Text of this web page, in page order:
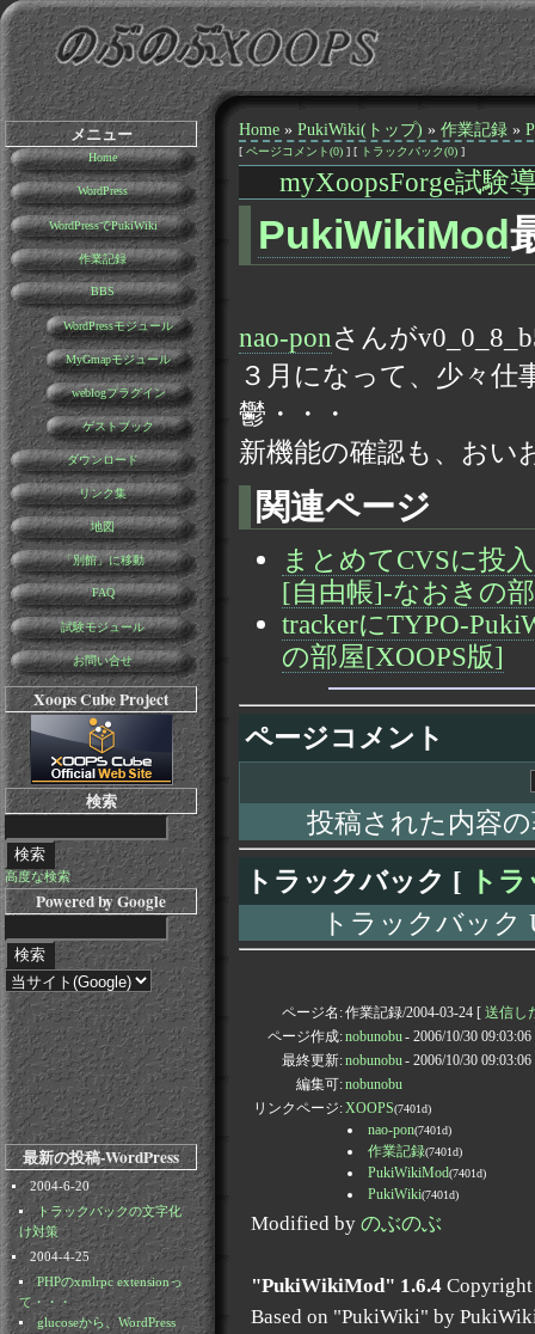
メニュー
Home
WordPress
WordPressでPukiWiki
作業記録
BBS
WordPressモジュール
MyGmapモジュール
weblogプラグイン
ゲストブック
ダウンロード
リンク集
地図
「別館」に移動
FAQ
試験モジュール
お問い合せ
Xoops Cube Project
検索
高度な検索
Powered by Google
最新の投稿-WordPress
2004-6-20
トラックバックの文字化
け対策
2004-4-25
PHPのxmlrpc extensionっ
て・・・
glucoseから、WordPress
Home » PukiWiki(トップ) » 作業記録 »
[ ページコメント(0) ] [ トラックバック(0) ]
myXoopsForge試験
PukiWikiMod
nao-ponさんが
３月になって、少々
鬱・・・
新機能の確認も、おい
関連ページ
まとめてCVSに投
[自由帳]-なおきの
trackerにTYPO-
の部屋[XOOPS版]
ページコメント
投稿された内容
トラックバック [
ト
トラックバック
ページ名:作業記録/2004-03-24 [ 送信し
ページ作成:nobunobu- 2006/10/30
最終更新:nobunobu- 2006/10/30
編集可:nobunobu
リンクページ:XOOPS(7401d)
nao-pon(7401d)
作業記録(7401d)
PukiWikiMod(7401d)
PukiWiki(7401d)
Modified by のぶのぶ
"PukiWikiMod" 1.6.4
Based on "PukiWiki" by